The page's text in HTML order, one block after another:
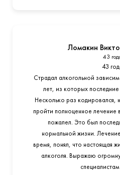
Ломакин
43
43
Страдал алкогольной
лет, из которых
Несколько раз кодировался,
пройти полноценное лечение
пожалел. Это был
нормальной жизни.
время, понял, что настоящая
алкоголя. Выражаю